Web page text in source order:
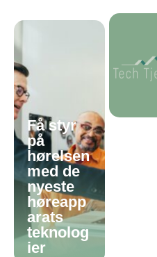
Få styr
på
hørelsen
med de
nyeste
høreapp
arats
teknolog
ier